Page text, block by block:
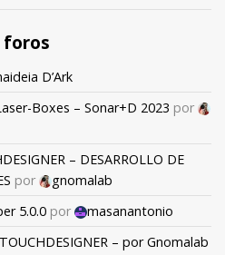
foros
D’Ark
Boxes – Sonar+D 2023 por
– DESARROLLO DE
por
gnomalab
5.0.0 por
masanantonio
– por Gnomalab